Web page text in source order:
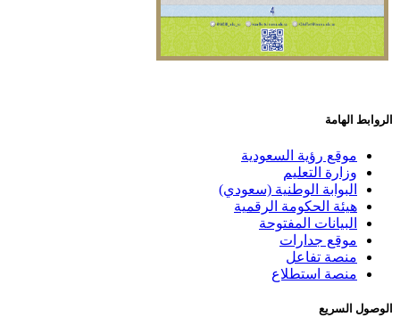
الروابط الهامة
موقع رؤية السعودية
وزارة التعليم
البوابة الوطنية (سعودي)
هيئة الحكومة الرقمية
البيانات المفتوحة
موقع جدارات
منصة تفاعل
منصة استطلاع
الوصول السريع